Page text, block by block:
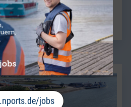
jobs
in dem Jörg Kaplan bereits
tätig ist.